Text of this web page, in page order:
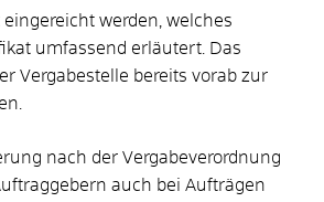
werden, welches
umfassend erläutert. Das
Vergabestelle bereits vorab zur
nach der Vergabeverordnung
auch bei Aufträgen